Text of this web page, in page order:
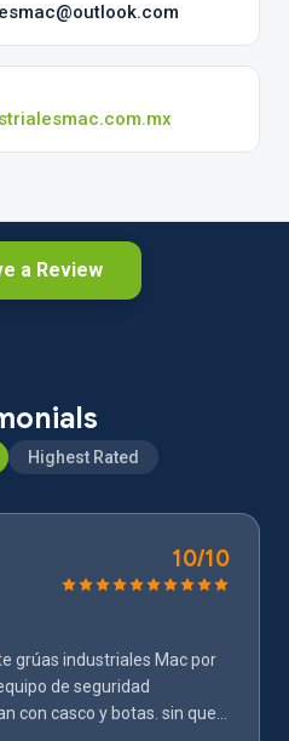
a Review
experience
Highest Rated
10/10
grúas industriales Mac por
de seguridad
con casco y botas. sin que